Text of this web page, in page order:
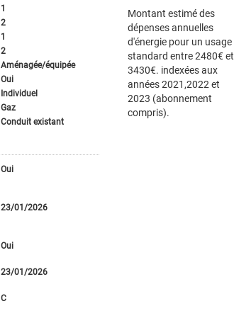
1
2
1
2
Aménagée/équipée
Oui
Individuel
Gaz
Conduit existant
Oui
23/01/2026
Oui
23/01/2026
C
Montant estimé des
dépenses annuelles
d'énergie pour un usage
standard entre 2480€ et
3430€. indexées aux
années 2021,2022 et
2023 (abonnement
compris).